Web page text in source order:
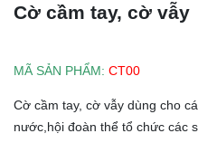
Cờ cầm tay, cờ vẫy
MÃ SẢN PHẨM: CT00
Cờ cầm tay, cờ vẫy dùng cho
nước,hội đoàn thể tổ chức các